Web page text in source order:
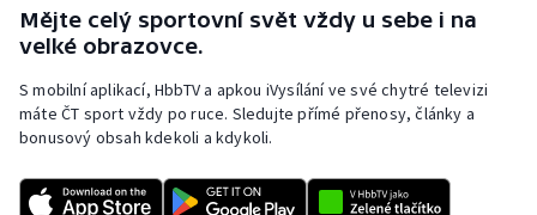
Mějte celý sportovní svět vždy u sebe i na
velké obrazovce.
S mobilní aplikací, HbbTV a apkou iVysílání ve své chytré televizi
máte ČT sport vždy po ruce. Sledujte přímé přenosy, články a
bonusový obsah kdekoli a kdykoli.